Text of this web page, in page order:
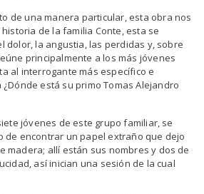
de una manera particular, esta obra nos
de la familia Conte, esta se
dolor, la angustia, las perdidas y, sobre
principalmente a los más jóvenes
al interrogante más específico e
está su primo Tomas Alejandro
jóvenes de este grupo familiar, se
de encontrar un papel extraño que dejo
madera; allí están sus nombres y dos de
así inician una sesión de la cual